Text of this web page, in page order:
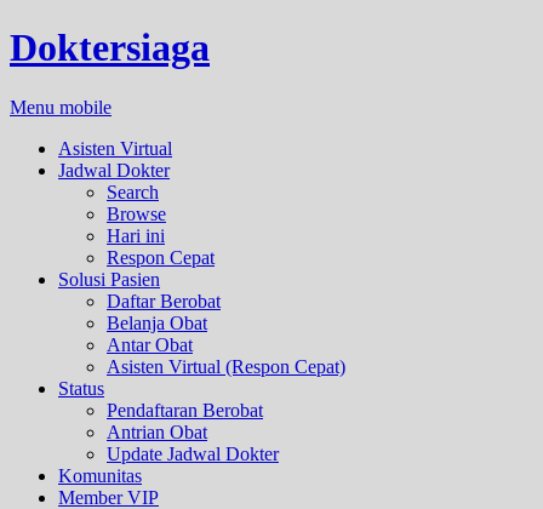
Doktersiaga
Menu mobile
Asisten Virtual
Jadwal Dokter
Search
Browse
Hari ini
Respon Cepat
Solusi Pasien
Daftar Berobat
Belanja Obat
Antar Obat
Asisten Virtual (Respon Cepat)
Status
Pendaftaran Berobat
Antrian Obat
Update Jadwal Dokter
Komunitas
Member VIP